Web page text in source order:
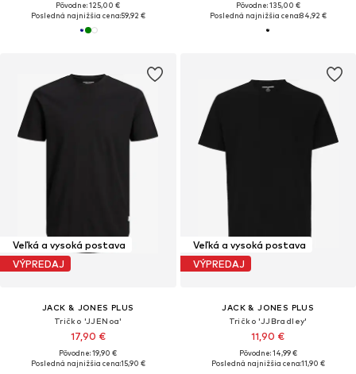
Pôvodne: 125,00 €
Posledná najnižšia cena:59,92 €
Pôvodne: 135,00 €
Posledná najnižšia cena:84,92 €
Veľká a vysoká postava
VÝPREDAJ
JACK & JONES PLUS
Tričko 'JJENoa'
17,90 €
Pôvodne: 19,90 €
Posledná najnižšia cena:15,90 €
Veľká a vysoká postava
VÝPREDAJ
JACK & JONES PLUS
Tričko 'JJBradley'
11,90 €
Pôvodne: 14,99 €
Posledná najnižšia cena:11,90 €